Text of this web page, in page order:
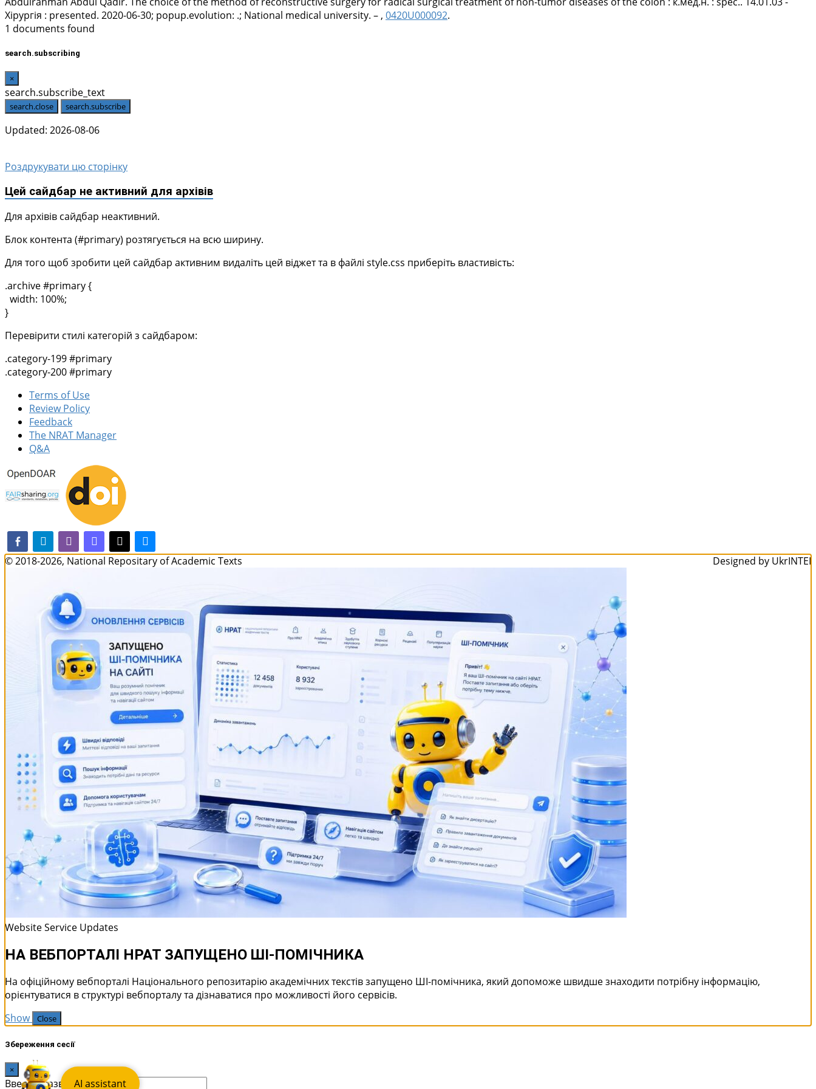
Хірургія : presented. 2020-06-30; popup.evolution: .; National medical university. – , 0420U000092.
1 documents found
search.subscribing
×
search.subscribe_text
search.close search.subscribe
Updated: 2026-08-06
Роздрукувати цю сторінку
Цей сайдбар не активний для архівів
Для архівів сайдбар неактивний.
Блок контента (#primary) розтягується на всю ширину.
Для того щоб зробити цей сайдбар активним видаліть цей віджет та в файлі style.css приберіть властивість:
.archive #primary {
width: 100%;
}
Перевірити стилі категорій з сайдбаром:
.category-199 #primary
.category-200 #primary
Terms of Use
Review Policy
Feedback
The NRAT Manager
Q&A
facebook-alt
telegramwhatsappmastodon
threadsbluesky
© 2018-2026, National Repositary of Academic Texts
Designed by UkrINTEI
AI assistant
Website Service Updates
НА ВЕБПОРТАЛІ НРАТ ЗАПУЩЕНО ШІ-ПОМІЧНИКА
На офіційному вебпорталі Національного репозитарію академічних текстів запущено ШІ-помічника, який допоможе швидше знаходити потрібну інформацію,
орієнтуватися в структурі вебпорталу та дізнаватися про можливості його сервісів.
Show
Close
Збереження сесії
×
Введіть назву сесії: